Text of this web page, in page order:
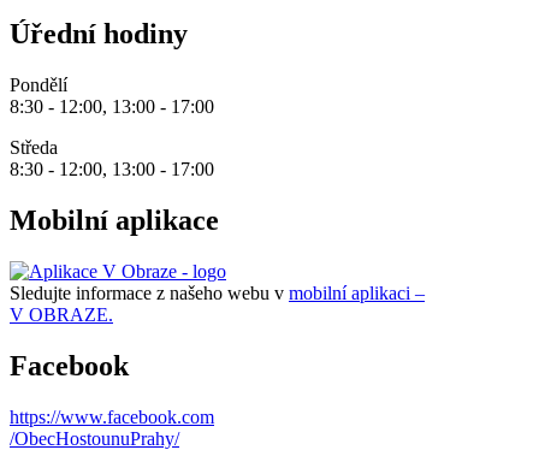
Úřední hodiny
Pondělí
8:30 - 12:00, 13:00 - 17:00
Středa
8:30 - 12:00, 13:00 - 17:00
Mobilní aplikace
Sledujte informace z našeho webu v mobilní aplikaci –
V OBRAZE.
Facebook
https://www.facebook.com
/ObecHostounuPrahy/